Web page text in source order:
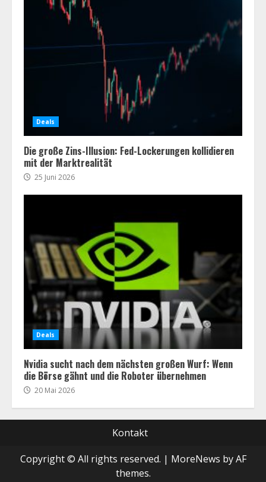
Deals
Die große Zins-Illusion: Fed-Lockerungen kollidieren
mit der Marktrealität
25 Juni 2026
Deals
Nvidia sucht nach dem nächsten großen Wurf: Wenn
die Börse gähnt und die Roboter übernehmen
20 Mai 2026
Kontakt
Copyright © All rights reserved. | MoreNews by AF
themes.